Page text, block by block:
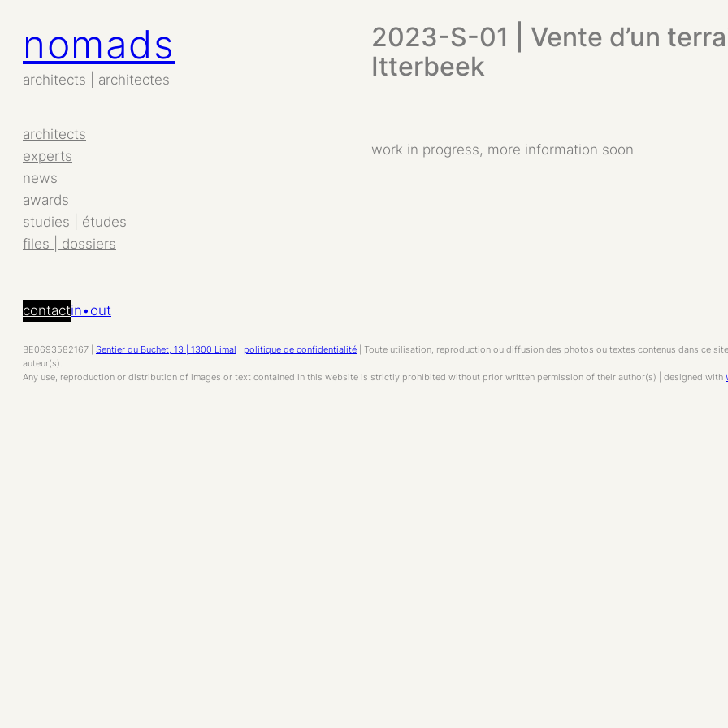
Aller
au
contenu
nomads
architects | architectes
architects
experts
news
awards
studies | études
files | dossiers
2023-S-01 | Vente d’un
Itterbeek
work in progress, more information soon
contactin•out
BE0693582167 | Sentier du Buchet, 13 | 1300 Limal politique de confidentialité | Toute utilisation, reproduction ou diffusion des photos ou textes contenus dans ce
auteur(s).
Any use, reproduction or distribution of images or text contained in this website is strictly prohibited without prior written permission of their author(s) | designed with